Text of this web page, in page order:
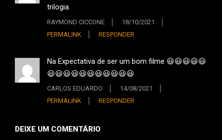
trilogia.
RAYMOND CICCONE
18/10/2021
PERMALINK
RESPONDER
Na Expectativa de ser um bom filme 😃😃😃😃😃
😃😃😃😃😃😃😃😃😃😃😃
CARLOS EDUARDO
14/08/2021
PERMALINK
RESPONDER
DEIXE UM COMENTÁRIO